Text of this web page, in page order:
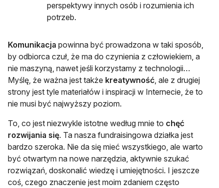
perspektywy innych osób i rozumienia ich
potrzeb.
Komunikacja powinna być prowadzona w taki sposób,
by odbiorca czuł, że ma do czynienia z człowiekiem, a
nie maszyną, nawet jeśli korzystamy z technologii…
Myślę, że ważna jest także kreatywność, ale z drugiej
strony jest tyle materiałów i inspiracji w Internecie, że to
nie musi być najwyższy poziom.
To, co jest niezwykle istotne według mnie to chęć
rozwijania się. Ta nasza fundraisingowa działka jest
bardzo szeroka. Nie da się mieć wszystkiego, ale warto
być otwartym na nowe narzędzia, aktywnie szukać
rozwiązań, doskonalić wiedzę i umiejętności. I jeszcze
coś, czego znaczenie jest moim zdaniem często